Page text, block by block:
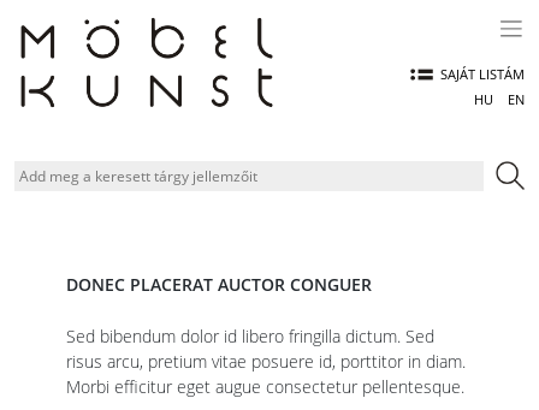
content
SAJÁT LISTÁM
HU
EN
Hírek
DONEC PLACERAT AUCTOR CONGUER
Sed bibendum dolor id libero fringilla dictum. Sed
risus arcu, pretium vitae posuere id, porttitor in diam.
Morbi efficitur eget augue consectetur pellentesque.